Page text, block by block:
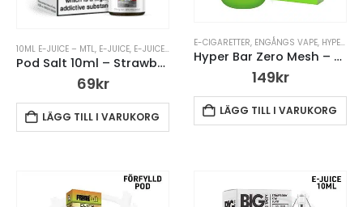
10ML E-JUICE – MTL, E-JUICE, E-JUICE MED NIKOTIN ,POD SALT 10ML
Pod Salt 10ml – Strawberry Kiwi Ice
69kr
LÄGG TILL I VARUKORG
E-CIGARETTER, ENGÅNGS VAPE, HYPER BAR PRO ZERO MESH
Hyper Bar Zero Mesh – Strawberry Kiwi – 14ml
149kr
LÄGG TILL I VARUKORG